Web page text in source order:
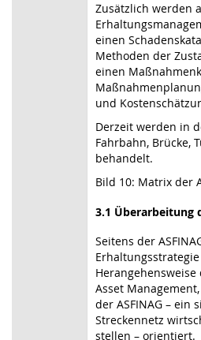
Zusätzlich werden
einen
Methoden der
einen
und
Derzeit werden in
Fahrbahn, Brücke,
behandelt.
Bild 10: Matrix der
3.1 Überarbeitung
Seitens der
Asset
der ASFINAG – ein
Streckennetz
stellen – orientiert.